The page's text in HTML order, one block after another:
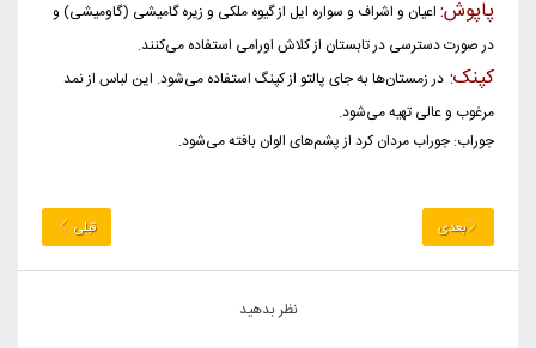
پاپوش: اعیان و اشراف و سواره ایل از گیوه ملکی و زیره گامیشی (گاومیشی) و
در صورت دسترسی در تابستان از کلاش اورامی استفاده می‌کنند.
کپنک: در زمستان‌ها به جای پالتو از کپنگ استفاده می‌شود. این لباس از نمد
مرغوب و عالی تهیه می‌شود.
جوراب: جوراب مردان کرد از پشم‌های الوان بافته می‌شود.
بعدی قبلی
نظر بدهید